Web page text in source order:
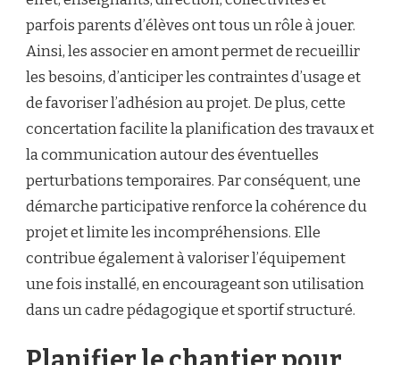
parfois parents d’élèves ont tous un rôle à jouer.
Ainsi, les associer en amont permet de recueillir
les besoins, d’anticiper les contraintes d’usage et
de favoriser l’adhésion au projet. De plus, cette
concertation facilite la planification des travaux et
la communication autour des éventuelles
perturbations temporaires. Par conséquent, une
démarche participative renforce la cohérence du
projet et limite les incompréhensions. Elle
contribue également à valoriser l’équipement
une fois installé, en encourageant son utilisation
dans un cadre pédagogique et sportif structuré.